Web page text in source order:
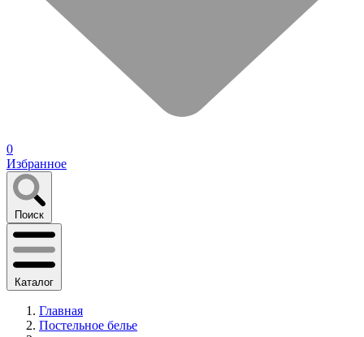
0
Избранное
Поиск
Каталог
Главная
Постельное белье